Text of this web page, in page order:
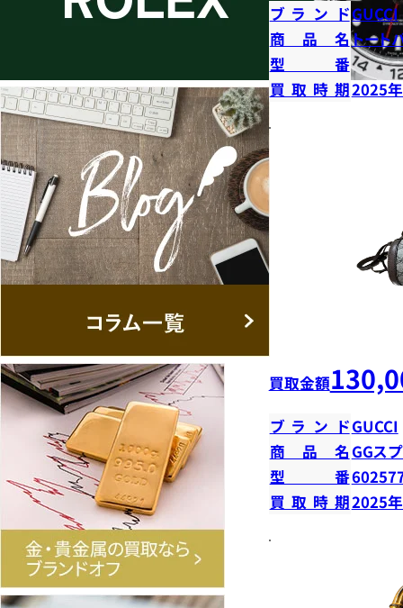
ブランドGUCCI
商品名トート
型番
買取時期2025
買取金額
ブランドGUCCI
商品名 GGス
型番
買取時期2025